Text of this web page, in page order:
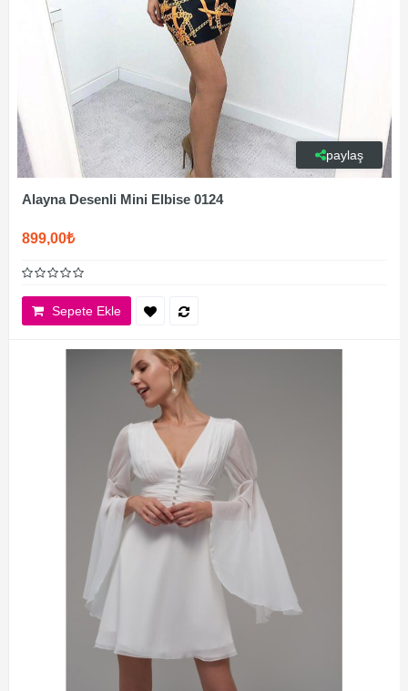
paylaş
Alayna Desenli Mini Elbise 0124
899,00₺
Sepete Ekle